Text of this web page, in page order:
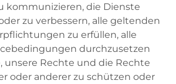
kommunizieren, die Dienste
zu verbessern, alle geltenden
zu erfüllen, alle
durchzusetzen
unsere Rechte und die Rechte
oder anderer zu schützen oder